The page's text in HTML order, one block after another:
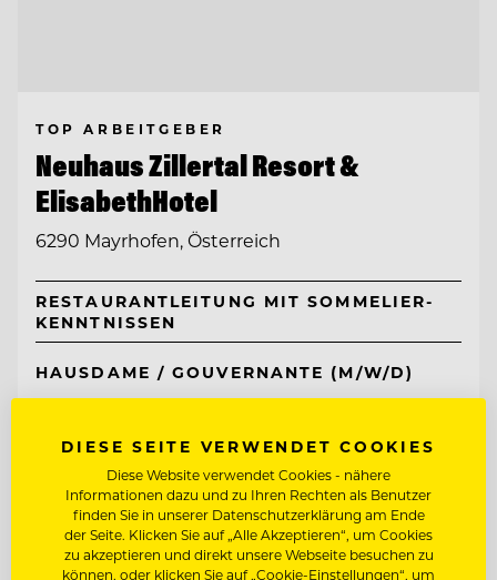
TOP ARBEITGEBER
Neuhaus Zillertal Resort &
ElisabethHotel
6290 Mayrhofen, Österreich
RESTAURANTLEITUNG MIT SOMMELIER-
KENNTNISSEN
HAUSDAME / GOUVERNANTE (M/W/D)
Entdecke alle Jobs
DIESE SEITE VERWENDET COOKIES
Diese Website verwendet Cookies - nähere
Informationen dazu und zu Ihren Rechten als Benutzer
finden Sie in unserer Datenschutzerklärung am Ende
der Seite. Klicken Sie auf „Alle Akzeptieren“, um Cookies
zu akzeptieren und direkt unsere Webseite besuchen zu
können, oder klicken Sie auf „Cookie-Einstellungen“, um